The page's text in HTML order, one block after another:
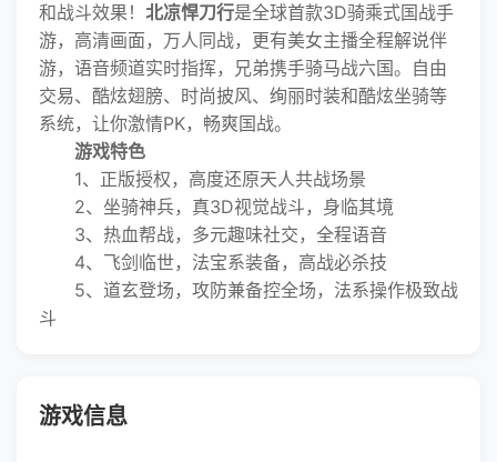
和战斗效果！ 北凉悍刀行是全球首款3D骑乘式国战手
游，高清画面，万人同战，更有美女主播全程解说伴
游，语音频道实时指挥，兄弟携手骑马战六国。自由
交易、酷炫翅膀、时尚披风、绚丽时装和酷炫坐骑等
系统，让你激情PK，畅爽国战。
游戏特色
1、正版授权，高度还原天人共战场景
2、坐骑神兵，真3D视觉战斗，身临其境
3、热血帮战，多元趣味社交，全程语音
4、飞剑临世，法宝系装备，高战必杀技
5、道玄登场，攻防兼备控全场，法系操作极致战
斗
游戏信息